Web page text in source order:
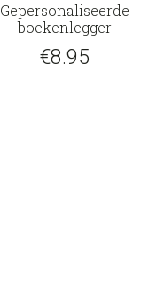
Gepersonaliseerde
boekenlegger
€8.95